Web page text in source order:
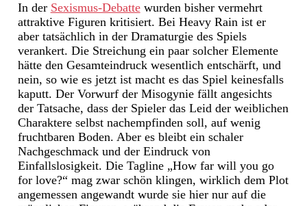
In der Sexismus-Debattewurden bisher vermehrt
attraktive Figuren kritisiert. Bei Heavy Rain ist er
aber tatsächlich in der Dramaturgie des Spiels
verankert. Die Streichung ein paar solcher Elemente
hätte den Gesamteindruck wesentlich entschärft, und
nein, so wie es jetzt ist macht es das Spiel keinesfalls
kaputt. Der Vorwurf der Misogynie fällt angesichts
der Tatsache, dass der Spieler das Leid der weiblichen
Charaktere selbst nachempfinden soll, auf wenig
fruchtbaren Boden. Aber es bleibt ein schaler
Nachgeschmack und der Eindruck von
Einfallslosigkeit. Die Tagline „How far will you go
for love?“ mag zwar schön klingen, wirklich dem Plot
angemessen angewandt wurde sie hier nur auf die